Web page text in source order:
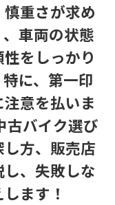
重さが求め
車両の状態
をしっかり
に、第一印
意を払いま
古バイク選び
方、販売店
、失敗しな
ます！